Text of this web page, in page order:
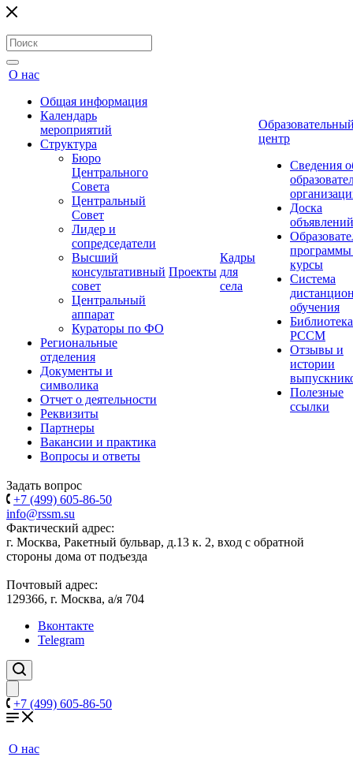
О нас
Общая информация
Календарь
мероприятий
Структура
Бюро
Центрального
Совета
Центральный
Совет
Лидер и
сопредседатели
Высший
консультативный
совет
Центральный
аппарат
Кураторы по ФО
Региональные
отделения
Документы и
символика
Отчет о деятельности
Реквизиты
Партнеры
Вакансии и практика
Вопросы и ответы
Проекты
Кадры
для
села
центр
Сведения
Доска
объявлений
курсы
Система
обучения
Библиотека
РССМ
Отзывы и
истории
Полезные
ссылки
Задать вопрос
+7 (499) 605-86-50
info@rssm.su
Фактический адрес:
г. Москва, Ракетный бульвар, д.13 к. 2, вход с обратной
стороны дома от подъезда
Почтовый адрес:
129366, г. Москва, а/я 704
Вконтакте
Telegram
+7 (499) 605-86-50
О нас